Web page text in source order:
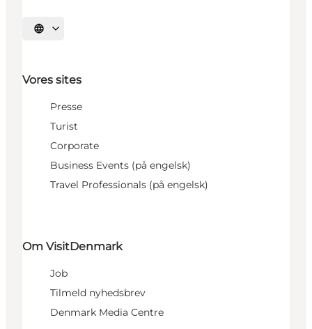
Vælg sprog
Vores sites
Presse
Turist
Corporate
Business Events (på engelsk)
Travel Professionals (på engelsk)
Om VisitDenmark
Job
Tilmeld nyhedsbrev
Denmark Media Centre